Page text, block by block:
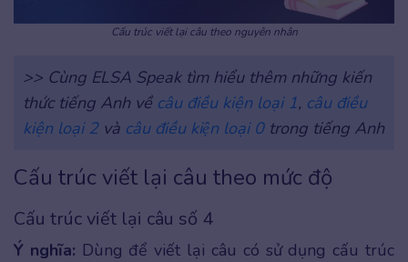
Cấu trúc viết lại câu theo nguyên nhân
>> Cùng ELSA Speak tìm hiểu thêm những kiến
thức tiếng Anh về câu điều kiện loại 1, câu điều
kiện loại 2và câu điều kiện loại 0trong tiếng Anh
Cấu trúc viết lại câu theo mức độ
Cấu trúc viết lại câu số 4
Ý nghĩa: Dùng để viết lại câu có sử dụng cấu trúc